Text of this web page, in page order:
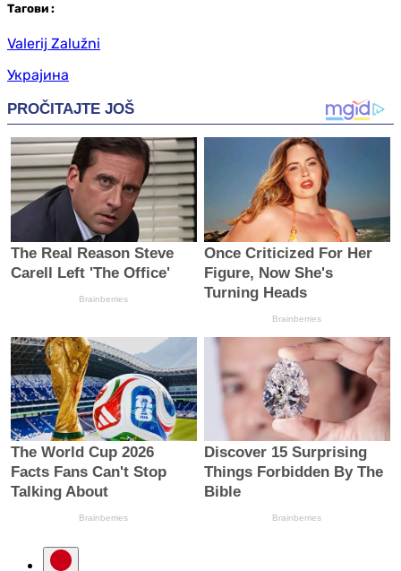
Тагови :
Valerij Zalužni
Украјина